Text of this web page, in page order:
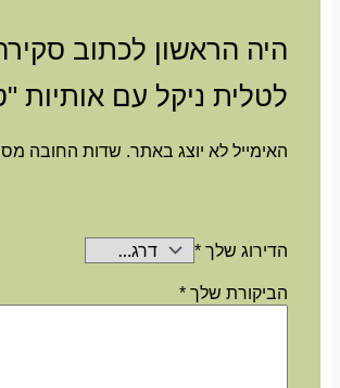
היה הראשון לכתוב סקירה
לטלית ניקל עם אותיות
האימייל לא יוצג באתר. שדות החובה
הדירוג שלך*
הביקורת שלך*